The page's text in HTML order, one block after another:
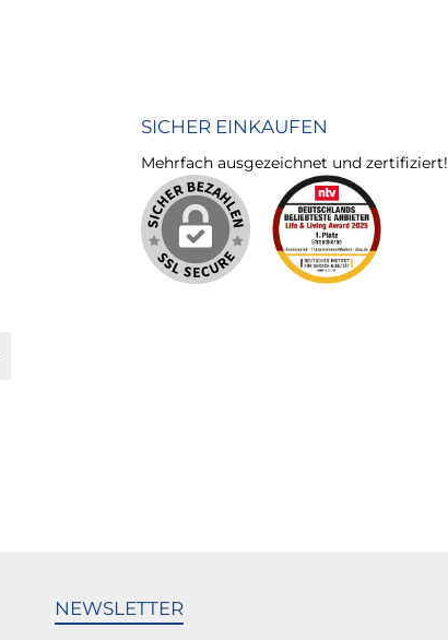
SICHER EINKAUFEN
Mehrfach ausgezeichnet und zertifiziert!
NEWSLETTER